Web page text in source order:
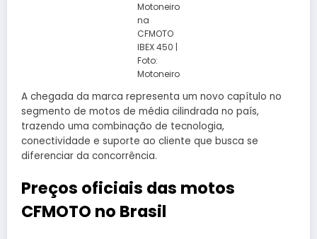
Motoneiro
na
CFMOTO
IBEX 450 |
Foto:
Motoneiro
A chegada da marca representa um novo capítulo no
segmento de motos de média cilindrada no país,
trazendo uma combinação de tecnologia,
conectividade e suporte ao cliente que busca se
diferenciar da concorrência.
Preços oficiais das motos
CFMOTO no Brasil